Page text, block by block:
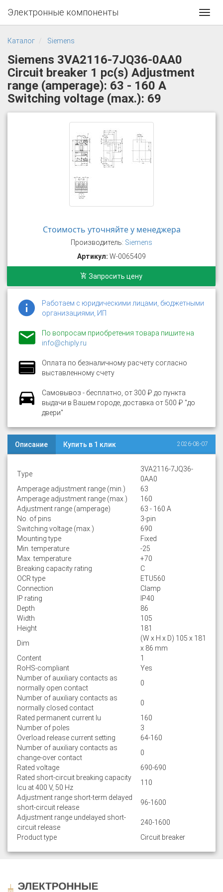
Электронные компоненты
Каталог Siemens
Siemens 3VA2116-7JQ36-0AA0
Circuit breaker 1 pc(s) Adjustment
range (amperage): 63 - 160 A
Switching voltage (max.): 69
Стоимость уточняйте у менеджера
Производитель: Siemens
Артикул: W-0065409
Запросить цену
Работаем с юридическими лицами, бюджетными
организациями, ИП
По вопросам приобретения товара пишите на
info@chiply.ru
Оплата по безналичному расчету согласно
выставленному счету
Самовывоз - бесплатно, от 300 ₽ до пункта
выдачи в Вашем городе, доставка от 500 ₽ "до
двери"
Описание Купить в 1 клик 2026-08-07
Type
3VA2116-7JQ36-
0AA0
Amperage adjustment range (min.)
63
Amperage adjustment range (max.)
160
Adjustment range (amperage)
63 - 160 A
No. of pins
3-pin
Switching voltage (max.)
690
Mounting type
Fixed
Min. temperature
-25
Max. temperature
+70
Breaking capacity rating
C
OCR type
ETU560
Connection
Clamp
IP rating
IP40
Depth
86
Width
105
Height
181
Dim
(W x H x D) 105 x 181
x 86 mm
Content
1
RoHS-compliant
Yes
Number of auxiliary contacts as
normally open contact
0
Number of auxiliary contacts as
normally closed contact
0
Rated permanent current Iu
160
Number of poles
3
Overload release current setting
64-160
Number of auxiliary contacts as
change-over contact
0
Rated voltage
690-690
Rated short-circuit breaking capacity
lcu at 400 V, 50 Hz
110
Adjustment range short-term delayed
short-circuit release
96-1600
Adjustment range undelayed short-
circuit release
240-1600
Product type
Circuit breaker